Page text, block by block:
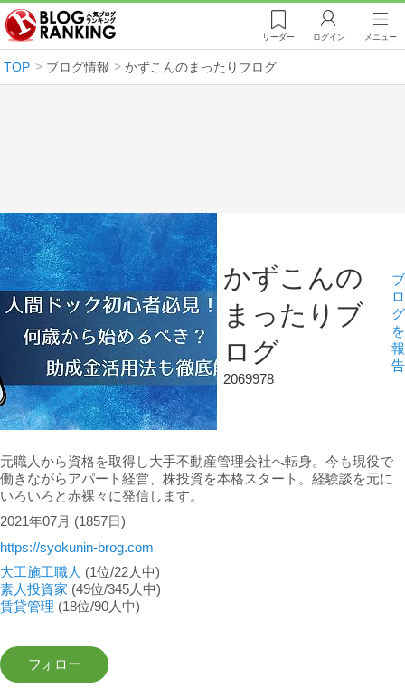
リーダー ログイン メニュー
TOP ブログ情報 かずこんのまったりブログ
かずこんの
まったりブ
ログ
2069978
ブ
ロ
グ
を
報
告
元職人から資格を取得し大手不動産管理会社へ転身。今も現役で
働きながらアパート経営、株投資を本格スタート。経験談を元に
いろいろと赤裸々に発信します。
2021年07月 (1857日)
https://syokunin-brog.com
大工施工職人 (1位/22人中)
素人投資家 (49位/345人中)
賃貸管理 (18位/90人中)